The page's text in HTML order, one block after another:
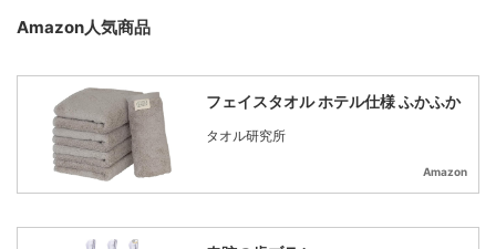
Amazon人気商品
フェイスタオル ホテル仕様 ふかふか
タオル研究所
Amazon